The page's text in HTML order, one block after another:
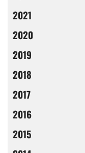
2021
2020
2019
2018
2017
2016
2015